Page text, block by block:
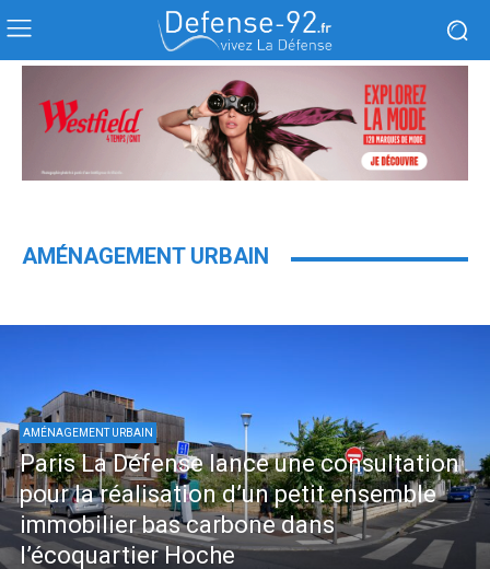
AMÉNAGEMENT URBAIN
AMÉNAGEMENT URBAIN
Paris La Défense lance une consultation
pour la réalisation d’un petit ensemble
immobilier bas carbone dans
l’écoquartier Hoche